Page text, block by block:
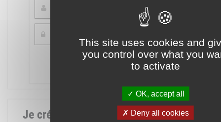
This site uses cookies and
you control over what you
to activate
OK, accept all
Deny all cookies
Mot de passe oublié ?
Je crée mon compte